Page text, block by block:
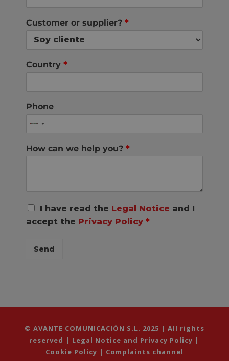
Customer or supplier? *
Country *
Phone
How can we help you? *
R
P
t
I have read the Legal Notice and I
accept the Privacy Policy *
Send
© AVANTE COMUNICACIÓN S.L. 2025 | All rights
reserved | Legal Notice and Privacy Policy |
Cookie Policy | Complaints channel